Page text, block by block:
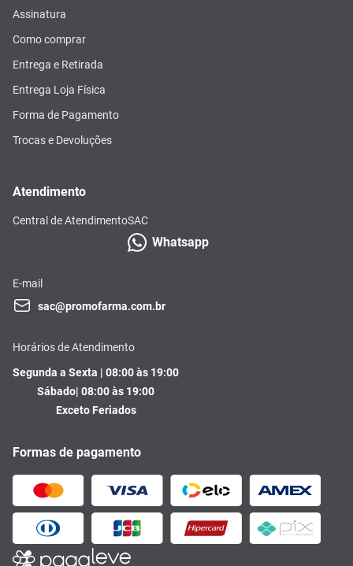
Assinatura
Como comprar
Entrega e Retirada
Entrega Loja Física
Forma de Pagamento
Trocas e Devoluções
Atendimento
Central de AtendimentoSAC
Whatsapp
E-mail
sac@promofarma.com.br
Horários de Atendimento
Segunda a Sexta | 08:00 às 19:00
Sábado| 08:00 às 19:00
Exceto Feriados
Formas de pagamento